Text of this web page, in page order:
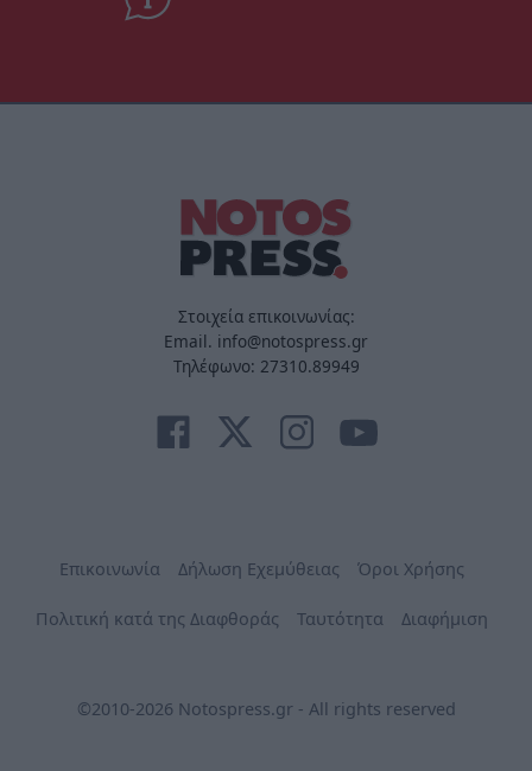
Στοιχεία επικοινωνίας:
Email. info@notospress.gr
Τηλέφωνο: 27310.89949
Επικοινωνία Δήλωση Εχεμύθειας Όροι Χρήσης
Πολιτική κατά της Διαφθοράς Ταυτότητα Διαφήμιση
©2010-2026 Notospress.gr - All rights reserved